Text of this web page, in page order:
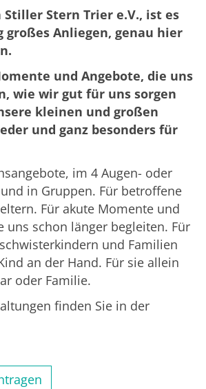
Stiller Stern Trier e.V., ist es
großes Anliegen, genau hier
und Angebote, die uns
wie wir gut für uns sorgen
kleinen und großen
und ganz besonders für
im 4 Augen- oder
in Gruppen. Für betroffene
Für akute Momente und
uns schon länger begleiten. Für
und Familien
an der Hand. Für sie allein
oder Familie.
finden Sie in der